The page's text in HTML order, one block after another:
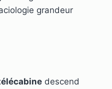
grandeur
descend